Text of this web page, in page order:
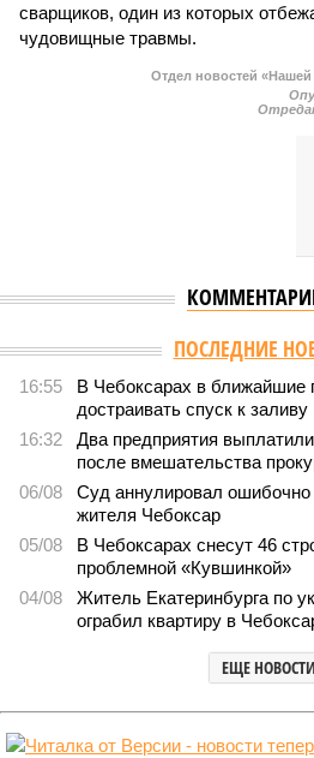
сварщиков, один из которых
чудовищные травмы.
Отдел новостей
ПОСЛЕДНИЕ
16:55
В Чебоксарах в ближайшие
достраивать спуск к заливу
16:32
Два предприятия
после вмешательства
06/08
Суд аннулировал
жителя Чебоксар
05/08
В Чебоксарах снесут 46
проблемной «Кувшинкой»
04/08
Житель Екатеринбурга по
ограбил квартиру в
ЕЩЕ НОВОСТИ